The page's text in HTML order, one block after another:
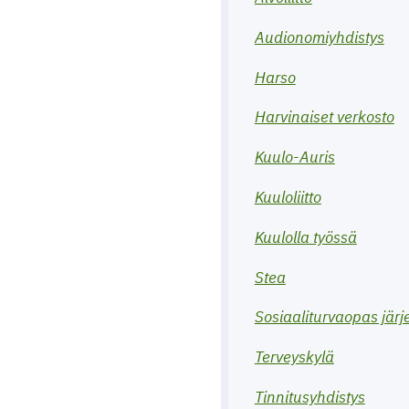
Audionomiyhdistys
Harso
Harvinaiset verkosto
Kuulo-Auris
Kuuloliitto
Kuulolla työssä
Stea
Sosiaaliturvaopas
Terveyskylä
Tinnitusyhdistys